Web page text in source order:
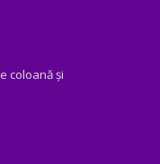
coloană și